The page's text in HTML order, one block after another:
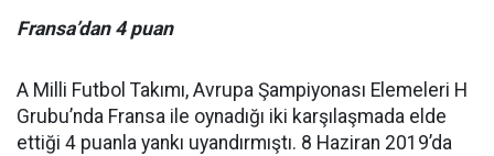
Fransa’dan 4 puan
A Milli Futbol Takımı, Avrupa Şampiyonası Elemeleri H
Grubu’nda Fransa ile oynadığı iki karşılaşmada elde
ettiği 4 puanla yankı uyandırmıştı. 8 Haziran 2019’da